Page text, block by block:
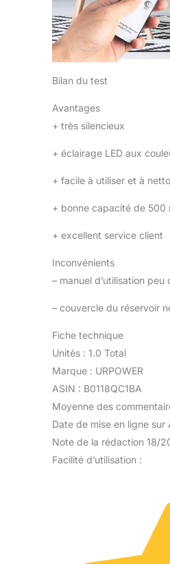
Bilan du test
Avantages
+ très silencieux
+ éclairage LED aux
+ facile à utiliser et à
+ bonne capacité de 500
+ excellent service client
Inconvénients
– manuel d’utilisation peu
– couvercle du réservoir
Fiche technique
Unités : 1.0 Total
Marque : URPOWER
ASIN : B0118QC1BA
Moyenne des
Date de mise en ligne
Note de la rédaction 18/
Facilité d’utilisation :